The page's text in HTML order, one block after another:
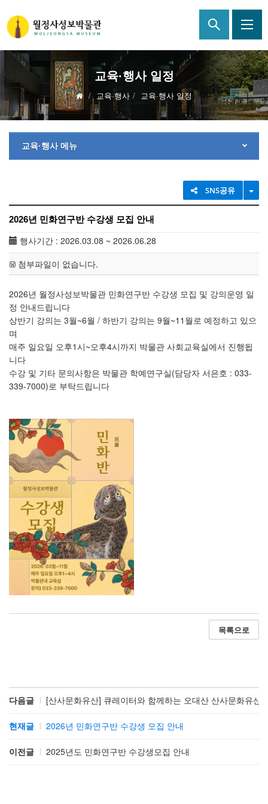
교육·행사 일정
교육·행사 교육·행사 일정
교육·행사 메뉴
SNS공유
2026년 민화연구반 수강생 모집 안내
행사기간 : 2026.03.08 ~ 2026.06.28
첨부파일이 없습니다.
2026년 월정사성보박물관 민화연구반 수강생 모집 및 강의운영 일
정 안내드립니다
상반기 강의는 3월~6월 / 하반기 강의는 9월~11월로 예정하고 있으
며
매주 일요일 오후1시~오후4시까지 박물관 사회교육실에서 진행됩
니다
수강 및 기타 문의사항은 박물관 학예연구실(담당자 서은호 : 033-
339-7000)로 부탁드립니다
목록으로
다음글 [산사문화유산] 큐레이터와 함께하는 오대산 산사문화유산
현재글 2026년 민화연구반 수강생 모집 안내
이전글 2025년도 민화연구반 수강생모집 안내